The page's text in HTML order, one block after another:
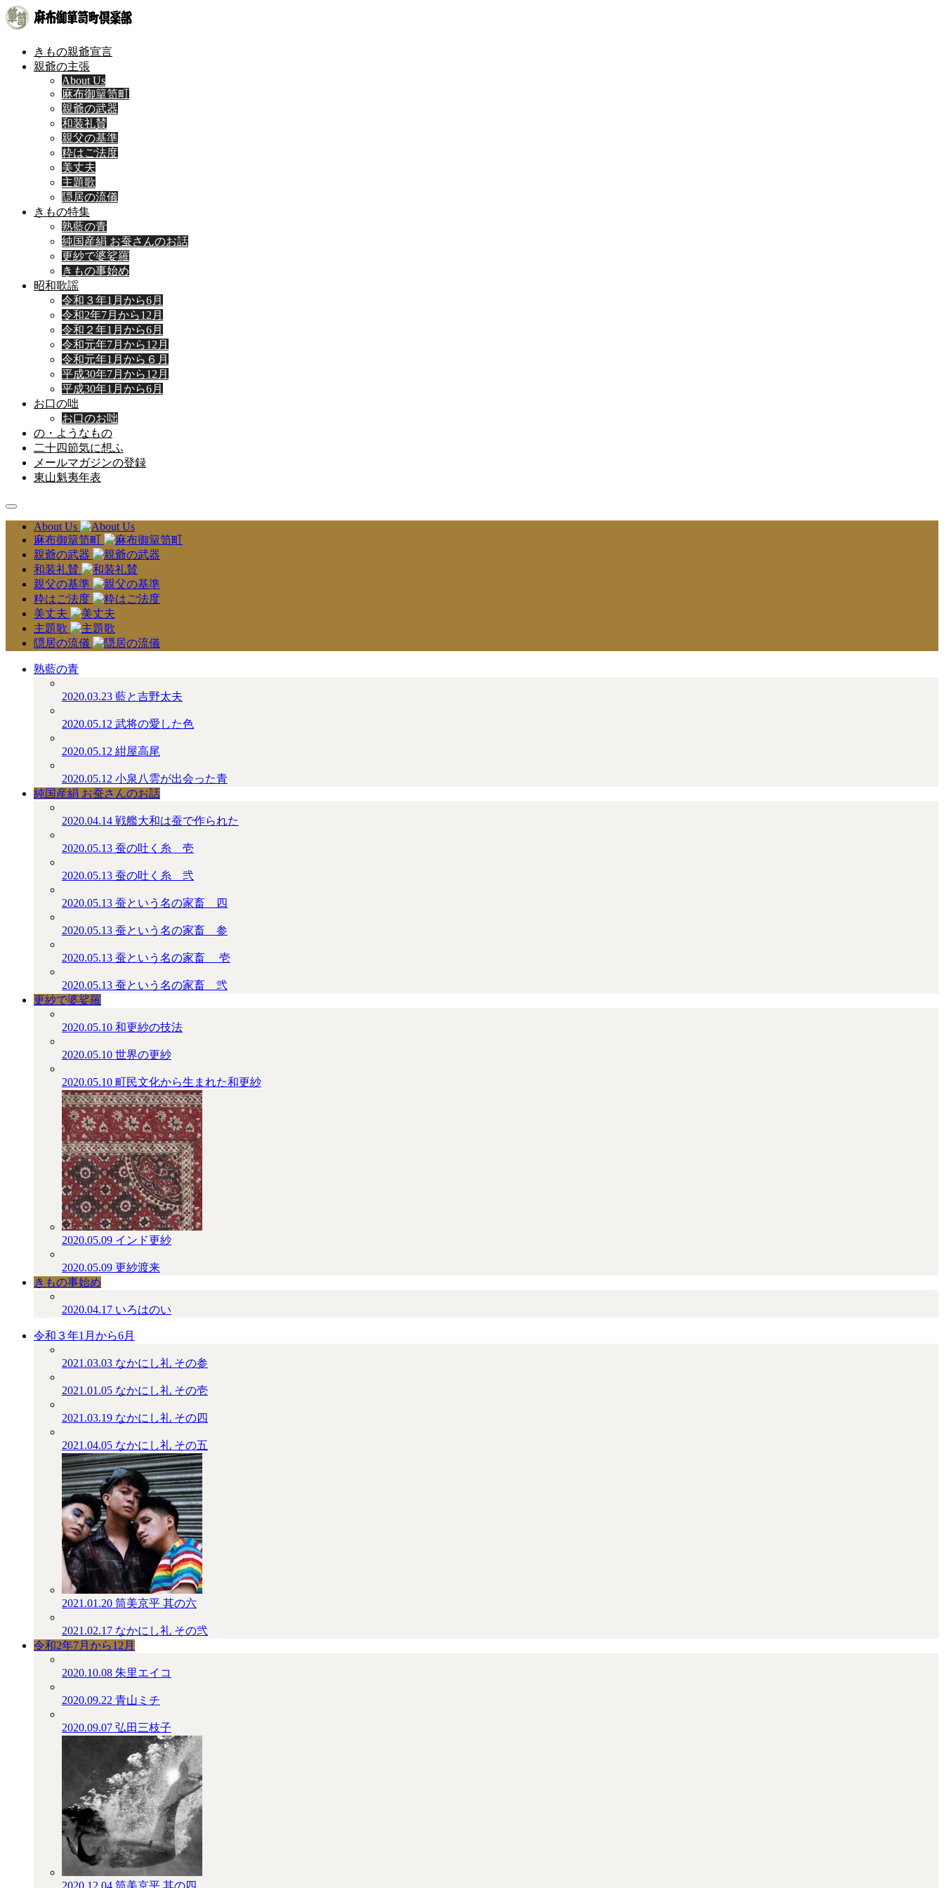
きもの親爺宣言
親爺の主張
About Us
麻布御簞笥町
親爺の武器
和装礼賛
親父の基準
粋はご法度
美丈夫
主題歌
隠居の流儀
きもの特集
熟藍の青
純国産絹 お蚕さんのお話
更紗で婆娑羅
きもの事始め
昭和歌謡
令和３年1月から6月
令和2年7月から12月
令和２年1月から6月
令和元年7月から12月
令和元年1月から６月
平成30年7月から12月
平成30年1月から6月
お口の咄
お口のお咄
の・ようなもの
二十四節気に想ふ
メールマガジンの登録
東山魁夷年表
About Us
麻布御簞笥町
親爺の武器
和装礼賛
親父の基準
粋はご法度
美丈夫
主題歌
隠居の流儀
熟藍の青
2020.03.23 藍と吉野太夫
2020.05.12 武将の愛した色
2020.05.12 紺屋高尾
2020.05.12 小泉八雲が出会った青
純国産絹 お蚕さんのお話
2020.04.14 戦艦大和は蚕で作られた
2020.05.13 蚕の吐く糸＿壱
2020.05.13 蚕の吐く糸＿弐
2020.05.13 蚕という名の家畜＿四
2020.05.13 蚕という名の家畜＿参
2020.05.13 蚕という名の家畜 ＿壱
2020.05.13 蚕という名の家畜＿弐
更紗で婆娑羅
2020.05.10 和更紗の技法
2020.05.10 世界の更紗
2020.05.10 町民文化から生まれた和更紗
2020.05.09 インド更紗
2020.05.09 更紗渡来
きもの事始め
2020.04.17 いろはのい
令和３年1月から6月
2021.03.03 なかにし礼 その参
2021.01.05 なかにし礼 その壱
2021.03.19 なかにし礼 その四
2021.04.05 なかにし礼 その五
2021.01.20 筒美京平 其の六
2021.02.17 なかにし礼 その弐
令和2年7月から12月
2020.10.08 朱里エイコ
2020.09.22 青山ミチ
2020.09.07 弘田三枝子
2020.12.04 筒美京平 其の四